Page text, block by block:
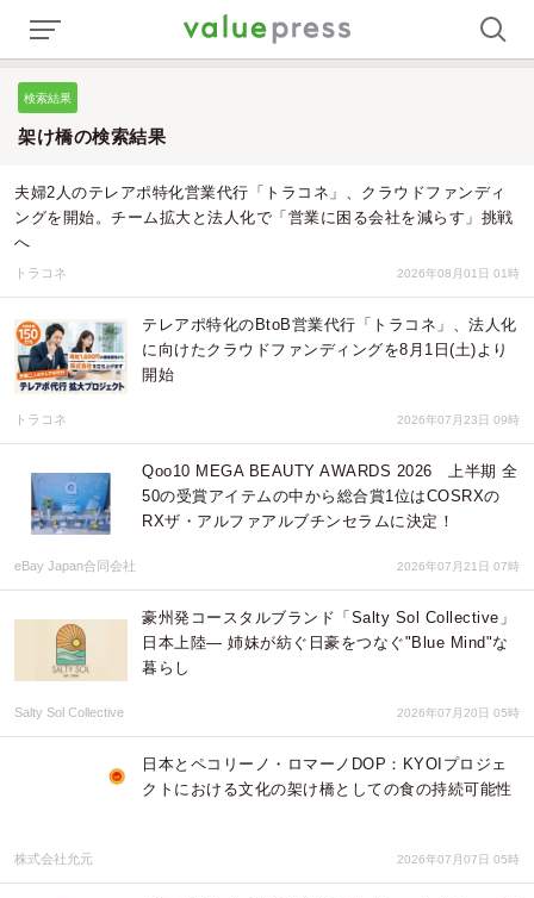
検索結果
架け橋の検索結果
夫婦2人のテレアポ特化営業代行「トラコネ」、クラウドファンディ
ングを開始。チーム拡大と法人化で「営業に困る会社を減らす」挑戦
へ
トラコネ 2026年08月01日 01時
テレアポ特化のBtoB営業代行「トラコネ」、法人化
に向けたクラウドファンディングを8月1日(土)より
開始
トラコネ 2026年07月23日 09時
Qoo10 MEGA BEAUTY AWARDS 2026 上半期 全
50の受賞アイテムの中から総合賞1位はCOSRXの
RXザ・アルファアルブチンセラムに決定！
eBay Japan合同会社 2026年07月21日 07時
豪州発コースタルブランド「Salty Sol Collective」
日本上陸— 姉妹が紡ぐ日豪をつなぐ"Blue Mind"な
暮らし
Salty Sol Collective 2026年07月20日 05時
日本とペコリーノ・ロマーノDOP：KYOIプロジェ
クトにおける文化の架け橋としての食の持続可能性
株式会社允元 2026年07月07日 05時